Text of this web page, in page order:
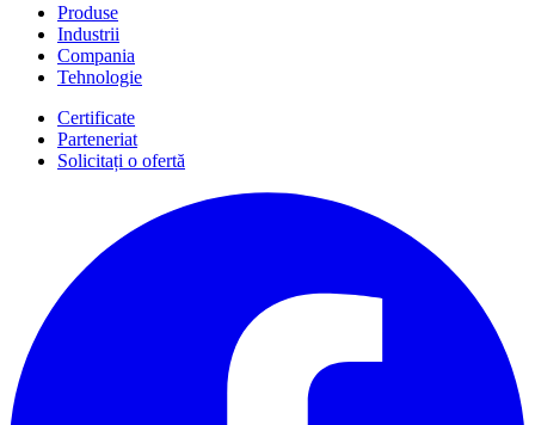
Produse
Industrii
Compania
Tehnologie
Certificate
Parteneriat
Solicitați o ofertă